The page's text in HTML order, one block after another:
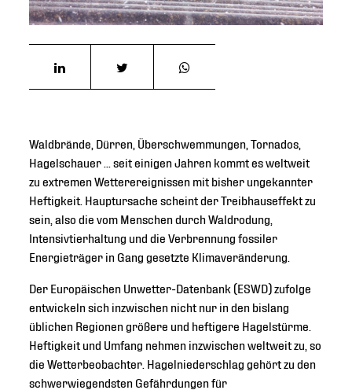
Waldbrände, Dürren, Überschwemmungen, Tornados,
Hagelschauer ... seit einigen Jahren kommt es weltweit
zu extremen Wetterereignissen mit bisher ungekannter
Heftigkeit. Hauptursache scheint der Treibhauseffekt zu
sein, also die vom Menschen durch Waldrodung,
Intensivtierhaltung und die Verbrennung fossiler
Energieträger in Gang gesetzte Klimaveränderung.
Der Europäischen Unwetter-Datenbank (ESWD) zufolge
entwickeln sich inzwischen nicht nur in den bislang
üblichen Regionen größere und heftigere Hagelstürme.
Heftigkeit und Umfang nehmen inzwischen weltweit zu, so
die Wetterbeobachter. Hagelniederschlag gehört zu den
schwerwiegendsten Gefährdungen für